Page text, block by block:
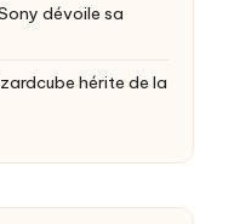
dévoile sa
hérite de la